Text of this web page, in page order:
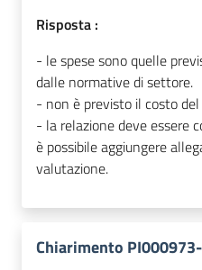
Risposta :
- le spese sono quelle
dalle normative di settore.
- non è previsto il costo
- la relazione deve essere
è possibile aggiungere
valutazione.
Chiarimento